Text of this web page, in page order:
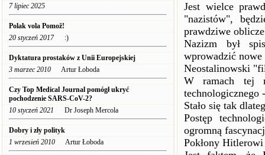
7 lipiec 2025
Polak vola Pomož!
20 styczeń 2017:)
Dyktatura prostaków z Unii Europejskiej
3 marzec 2010 Artur Łoboda
Czy Top Medical Journal pomógł ukryć
pochodzenie SARS-CoV-2?
10 styczeń 2021 Dr Joseph Mercola
Dobry i zły polityk
1 wrzesień 2010 Artur Łoboda
Jest wielce
"nazistów",
prawdziwe
Nazizm był
wprowadzić nowe
Neostalinowski
W ramach tej
technologicznego
Stało się tak
Postęp
ogromną
Pokłony